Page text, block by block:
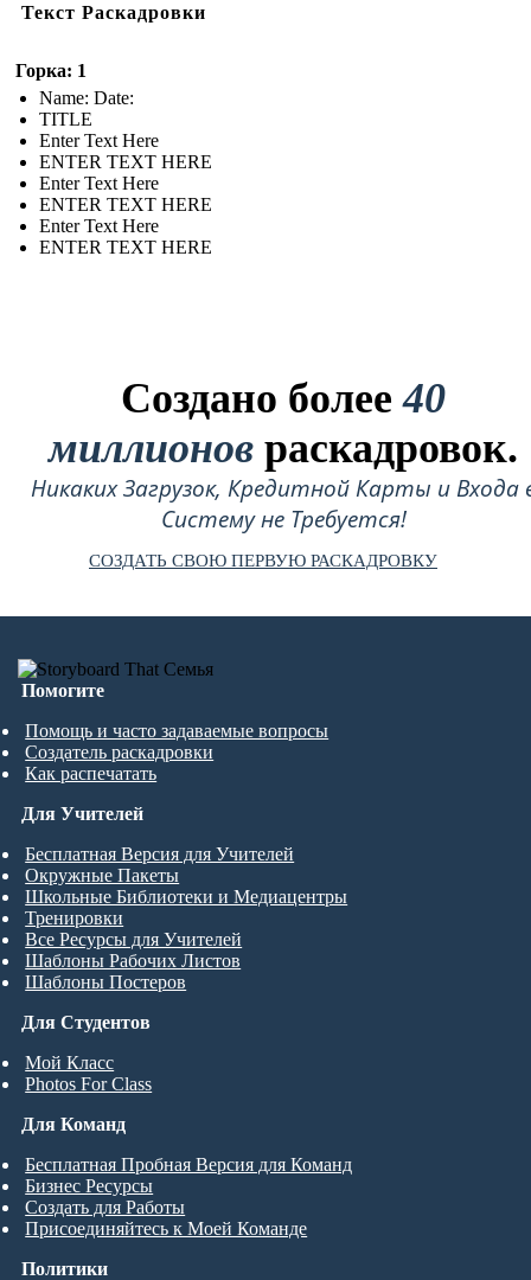
Текст Раскадровки
Горка: 1
Name: Date:
TITLE
Enter Text Here
ENTER TEXT HERE
Enter Text Here
ENTER TEXT HERE
Enter Text Here
ENTER TEXT HERE
Создано более40
миллионов раскадровок.
Никаких Загрузок, Кредитной Карты и Входа
Систему не Требуется!
СОЗДАТЬ СВОЮ ПЕРВУЮ РАСКАДРОВКУ
Помогите
Помощь и часто задаваемые вопросы
Создатель раскадровки
Как распечатать
Для Студентов
Мой Класс
Photos For Class
Для Учителей
Бесплатная Версия для Учителей
Окружные Пакеты
Школьные Библиотеки и Медиацентры
Тренировки
Все Ресурсы для Учителей
Шаблоны Рабочих Листов
Шаблоны Постеров
Для Команд
Бесплатная Пробная Версия для Команд
Бизнес Ресурсы
Создать для Работы
Присоединяйтесь к Моей Команде
Политики